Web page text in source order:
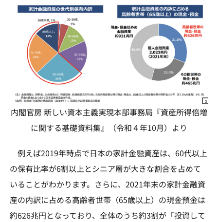
内閣官房 新しい資本主義実現本部事務局『資産所得倍増
に関する基礎資料集』（令和４年10月）より
例えば2019年時点で日本の家計金融資産は、60代以上
の保有比率が6割以上とシニア層が大きな割合を占めて
いることがわかります。さらに、2021年末の家計金融資
産の内訳に占める高齢者世帯（65歳以上）の現金預金は
約626兆円となっており、全体のうち約3割が「投資して